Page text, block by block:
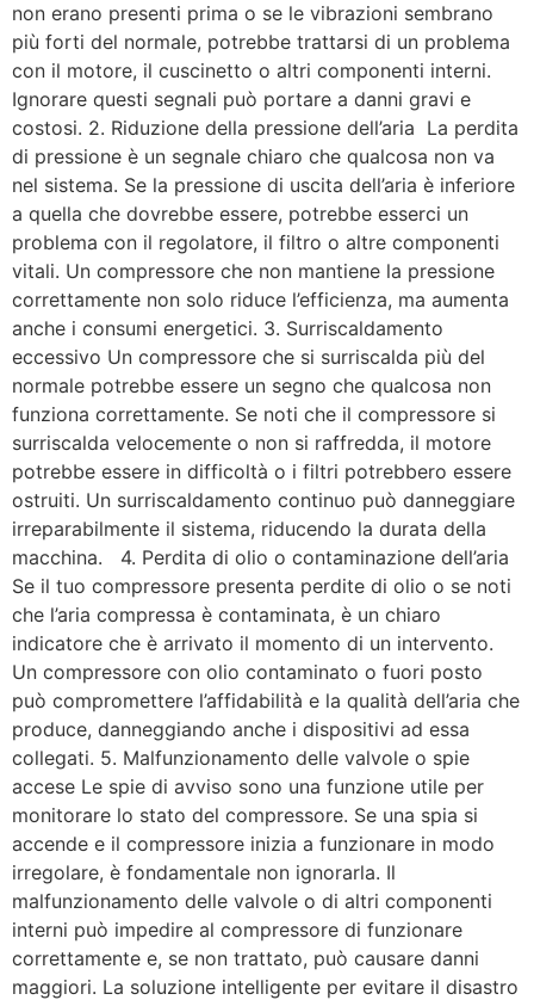
non erano presenti prima o se le vibrazioni sembrano
più forti del normale, potrebbe trattarsi di un problema
con il motore, il cuscinetto o altri componenti interni.
Ignorare questi segnali può portare a danni gravi e
costosi. 2. Riduzione della pressione dell’aria La perdita
di pressione è un segnale chiaro che qualcosa non va
nel sistema. Se la pressione di uscita dell’aria è inferiore
a quella che dovrebbe essere, potrebbe esserci un
problema con il regolatore, il filtro o altre componenti
vitali. Un compressore che non mantiene la pressione
correttamente non solo riduce l’efficienza, ma aumenta
anche i consumi energetici. 3. Surriscaldamento
eccessivo Un compressore che si surriscalda più del
normale potrebbe essere un segno che qualcosa non
funziona correttamente. Se noti che il compressore si
surriscalda velocemente o non si raffredda, il motore
potrebbe essere in difficoltà o i filtri potrebbero essere
ostruiti. Un surriscaldamento continuo può danneggiare
irreparabilmente il sistema, riducendo la durata della
macchina. 4. Perdita di olio o contaminazione dell’aria
Se il tuo compressore presenta perdite di olio o se noti
che l’aria compressa è contaminata, è un chiaro
indicatore che è arrivato il momento di un intervento.
Un compressore con olio contaminato o fuori posto
può compromettere l’affidabilità e la qualità dell’aria che
produce, danneggiando anche i dispositivi ad essa
collegati. 5. Malfunzionamento delle valvole o spie
accese Le spie di avviso sono una funzione utile per
monitorare lo stato del compressore. Se una spia si
accende e il compressore inizia a funzionare in modo
irregolare, è fondamentale non ignorarla. Il
malfunzionamento delle valvole o di altri componenti
interni può impedire al compressore di funzionare
correttamente e, se non trattato, può causare danni
maggiori. La soluzione intelligente per evitare il disastro